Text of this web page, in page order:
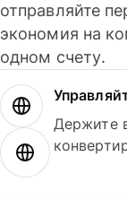
отправляйте
экономия на
одном счету.
Держите